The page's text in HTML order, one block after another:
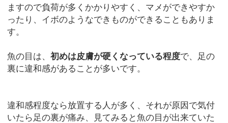
ますので負荷が多くかかりやすく、マメができやすか
ったり、イボのようなできものができることもありま
す。
魚の目は、初めは皮膚が硬くなっている程度で、足の
裏に違和感があることが多いです。
違和感程度なら放置する人が多く、それが原因で気付
いたら足の裏が痛み、見てみると魚の目が出来ていた